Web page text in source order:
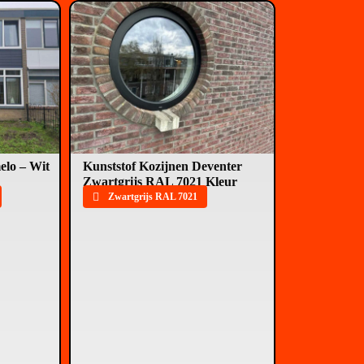
Kunststof Kozijnen Deventer
Zwartgrijs RAL 7021 Kleur
Zwartgrijs RAL 7021
– Wit